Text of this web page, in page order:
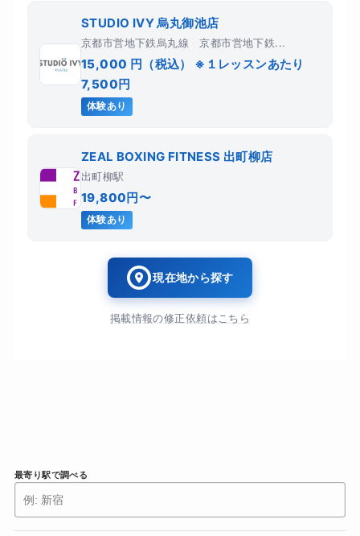
STUDIO IVY 烏丸御池店
京都市営地下鉄烏丸線 京都市営地下鉄...
15,000 円（税込） ※１レッスンあたり
7,500円
体験あり
ZEAL BOXING FITNESS 出町柳店
出町柳駅
19,800円〜
体験あり
現在地から探す
掲載情報の修正依頼はこちら
最寄り駅で調べる